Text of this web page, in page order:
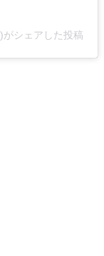
シェアした投稿